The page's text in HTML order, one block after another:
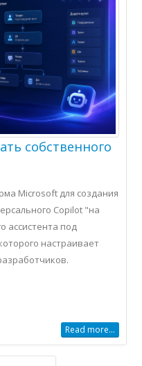
собственного
Microsoft для создания
Copilot "на
ассистента под
настраивает
Read more...